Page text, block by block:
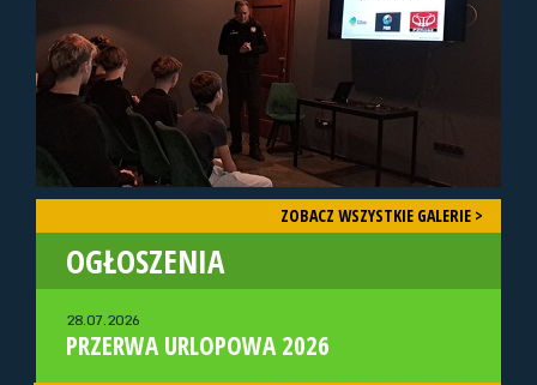
ZOBACZ WSZYSTKIE GALERIE >
OGŁOSZENIA
28.07.2026
PRZERWA URLOPOWA 2026